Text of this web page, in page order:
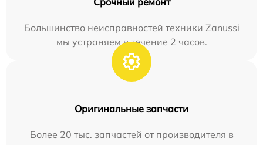
Большинство неисправностей техники Zanussi
мы устраняем в течение 2 часов.
Оригинальные запчасти
Более 20 тыс. запчастей от производителя в